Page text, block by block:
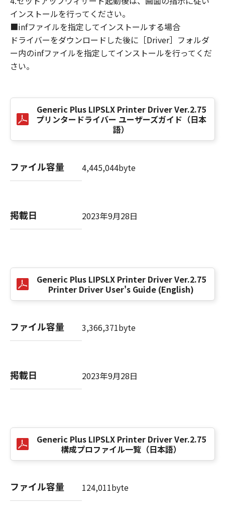
損害の可能性について知らされていた場合でも
同様です。
(3) キヤノン、キヤノンのライセンサー、キヤノ
ンの子会社、キヤノンの関連会社、それらの販
売代理店または販売店のいずれも、「本ソフト
ウェア」、または「本ソフトウェア」の使用に
ないものとします。
８．契約期間
(1) 本契約書は、お客様が、『同意』を示す下
フトウェア」をインストールした時点で発効
し、下記(2)または(3)により終了されるまで有
複製物のすべてを廃棄および消去することによ
り、本契約書を終了させることができます。
した場合、速やかに、「本ソフトウェア」およ
びその複製物のすべてを廃棄または消去するも
のとします。
定は、本契約書の終了後も効力を有します。
“米国政府エンドユーザー”とは、米国政府の機
関また団体を意味します。もしお客様が米国政
item," as that term is defined at 48 C.F.R.
2.101 (Oct 1995), consisting of "commercial
computer software" and "commercial
computer software documentation," as such
Consistent with 48 C.F.R. 12.212 and 48 C.F.R.
227.7202-1 through 227.7202-4 (June 1995),
インストールを行ってください。
■infファイルを指定してインストールする場合
ドライバーをダウンロードした後に［Driver］フォルダ
ー内のinfファイルを指定してインストールを行ってくだ
さい。
Generic Plus LIPSLX Printer Driver Ver.2.75
プリンタードライバー ユーザーズガイド（日本
語）
ファイル容量 4,445,044byte
掲載日 2023年9月28日
Generic Plus LIPSLX Printer Driver Ver.2.75
Printer Driver User's Guide (English)
ファイル容量 3,366,371byte
掲載日 2023年9月28日
Generic Plus LIPSLX Printer Driver Ver.2.75
構成プロファイル一覧（日本語）
ファイル容量 124,011byte